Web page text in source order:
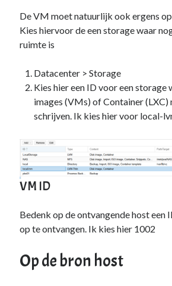
De VM moet natuurlijk ook ergens
Kies hiervoor de een storage waar
ruimte is
Datacenter > Storage
Kies hier een ID voor een storage
images (VMs) of Container (LXC)
schrijven. Ik kies hier voor local-
VM ID
Bedenk op de ontvangende host een
op te ontvangen. Ik kies hier 1002
Op de bron host